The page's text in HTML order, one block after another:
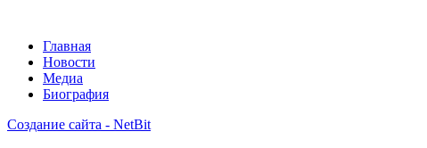
Главная
Новости
Медиа
Биография
Создание сайта - NetBit